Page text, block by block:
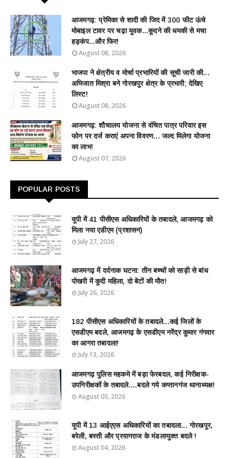
आजमगढ़: प्रेमिका से शादी की जिद में 300 फीट ऊंचे
मोबाइल टावर पर चढ़ा युवक...कूदने की धमकी से मचा
हड़कंप...और फिर!
August 08, 2026
भाजपा ने क्षेत्रीय व मोर्चा प्रभारियों की सूची जारी की...
अभिजात मिश्रा बने गोरखपुर क्षेत्र के प्रभारी; देखिए
लिस्ट!
August 08, 2026
आजमगढ़: शौचालय योजना से वंचित पात्र परिवार इस
फोन पर दर्ज कराएं अपना विवरण... जल्द मिलेगा योजना
का लाभ!
August 07, 2026
POPULAR POSTS
यूपी में 41 पीसीएस अधिकारियों के तबादले, आजमगढ़ को
मिला नया एडीएम (प्रशासन)
July 27, 2026
आजमगढ़ में दर्दनाक घटना: तीन बच्चों को साड़ी से बांध
पोखरी में कूदी महिला, दो बेटों की मौत!
July 26, 2026
182 पीसीएस अधिकारियों के तबादले...कई जिलों के
एसडीएम बदले, आजमगढ़ के एसडीएम नरेंद्र कुमार गंगवार
का आगरा तबादला!
July 13, 2026
आजमगढ़ पुलिस महकमे में बड़ा फेरबदल, कई निरीक्षक-
उपनिरीक्षकों के तबादले....बदले गये कप्तानगंज थानाध्यक्ष!
August 03, 2026
यूपी में 13 आईएएस अधिकारियों का तबादला... गोरखपुर,
बरेली, बस्ती और प्रयागराज के मंडलायुक्त बदले !
August 04, 2026